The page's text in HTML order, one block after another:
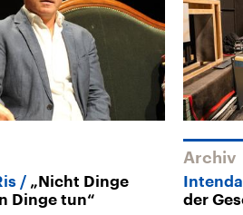
„Nicht Dinge
Dinge tun“
Archiv
der